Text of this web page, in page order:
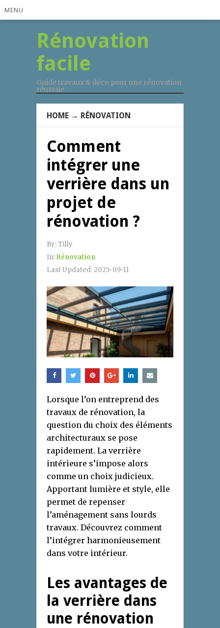
MENU
Rénovation
facile
Guide travaux & déco pour une rénovation
réusssie
HOME → RÉNOVATION
Comment
intégrer une
verrière dans un
projet de
rénovation ?
By:Tilly
In:Rénovation
Last Updated:2025-09-11
Lorsque l’on entreprend des
travaux de rénovation, la
question du choix des éléments
architecturaux se pose
rapidement. La verrière
intérieure s’impose alors
comme un choix judicieux.
Apportant lumière et style, elle
permet de repenser
l’aménagement sans lourds
travaux. Découvrez comment
l’intégrer harmonieusement
dans votre intérieur.
Les avantages de
la verrière dans
une rénovation